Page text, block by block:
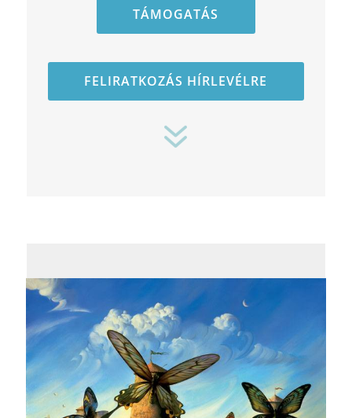
TÁMOGATÁS
FELIRATKOZÁS HÍRLEVÉLRE
7